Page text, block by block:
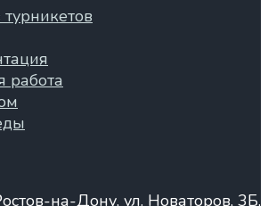
работа
на-Дону, ул. Новаторов, 3Б,